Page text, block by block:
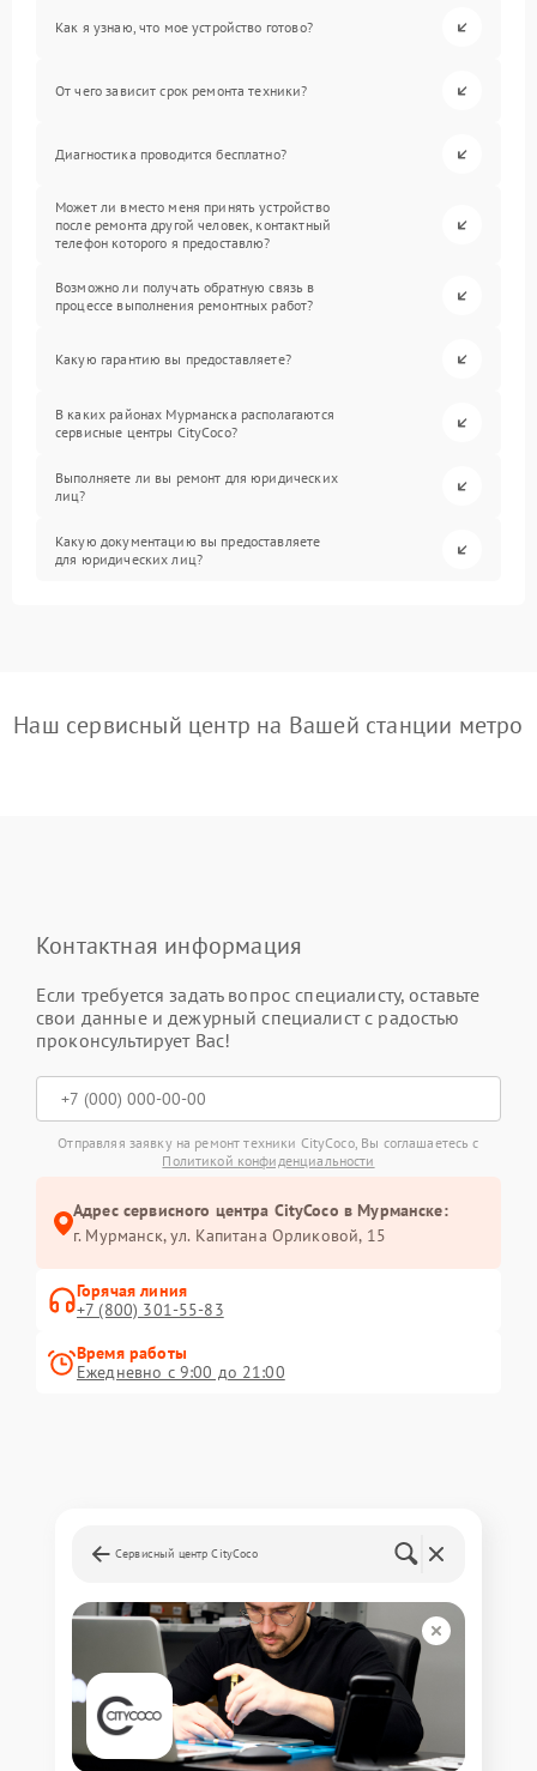
Как я узнаю, что мое устройство готово?
От чего зависит срок ремонта техники?
Диагностика проводится бесплатно?
Может ли вместо меня принять устройство
после ремонта другой человек, контактный
телефон которого я предоставлю?
Возможно ли получать обратную связь в
процессе выполнения ремонтных работ?
Какую гарантию вы предоставляете?
В каких районах Мурманска располагаются
сервисные центры CityCoco?
Выполняете ли вы ремонт для юридических
лиц?
Какую документацию вы предоставляете
для юридических лиц?
Наш сервисный центр на Вашей станции метро
Контактная информация
Если требуется задать вопрос специалисту, оставьте
свои данные и дежурный специалист с радостью
проконсультирует Вас!
Отправляя заявку на ремонт техники CityCoco, Вы соглашаетесь с
Политикой конфиденциальности
Адрес сервисного центра CityCoco в Мурманске:
г. Мурманск, ул. Капитана Орликовой, 15
Горячая линия
+7 (800) 301-55-83
Время работы
Ежедневно с 9:00 до 21:00
Сервисный центр CityCoco